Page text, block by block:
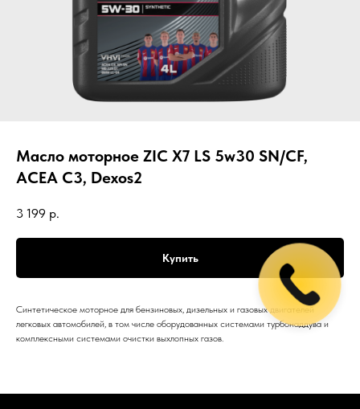
Масло моторное ZIC X7 LS 5w30 SN/CF,
ACEA C3, Dexos2
3 199 р.
Купить
Синтетическое моторное для бензиновых, дизельных и газовых двигателей
легковых автомобилей, в том числе оборудованных системами турбонаддува и
комплексными системами очистки выхлопных газов.